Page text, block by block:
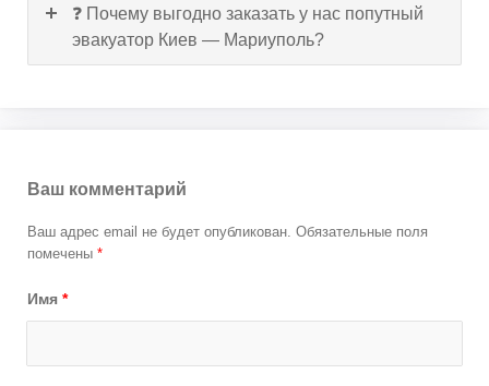
❓ Почему выгодно заказать у нас попутный
эвакуатор Киев — Мариуполь?
Ваш комментарий
Ваш адрес email не будет опубликован. Обязательные поля
помечены *
Имя *